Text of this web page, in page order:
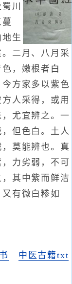
川
生
二月、八月采
，嫩根者白
方家多以紫色
人采得，或用
尤宜辨之。一
但色白。土人
莫能辨也。真
力劣弱，不可
其中紫而鲜洁
有微白糁如
中医古籍txt